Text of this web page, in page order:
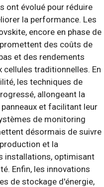
ont évolué pour réduire
la performance. Les
encore en phase de
des coûts de
et des rendements
cellules traditionnelles. En
les techniques de
allongeant la
et facilitant leur
de monitoring
désormais de suivre
et la
installations, optimisant
Enfin, les innovations
de stockage d'énergie,